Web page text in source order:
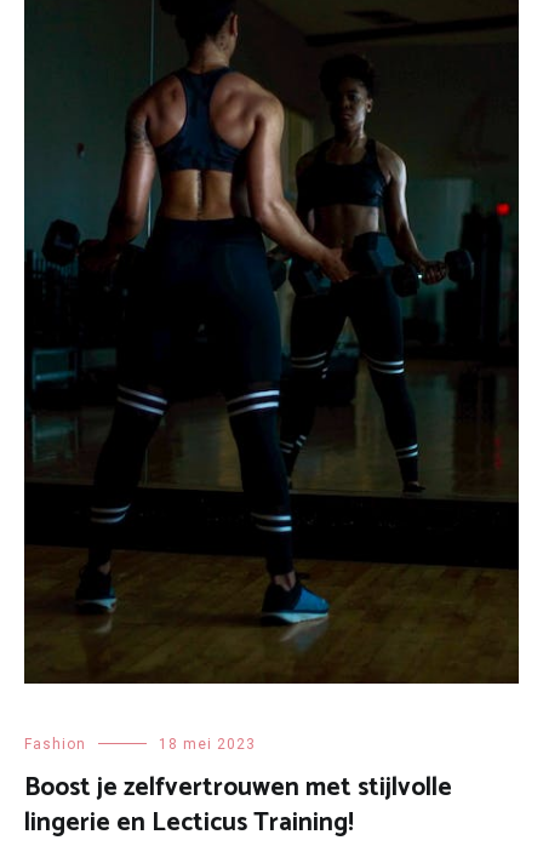
Fashion 18 mei 2023
Boost je zelfvertrouwen met stijlvolle
lingerie en Lecticus Training!